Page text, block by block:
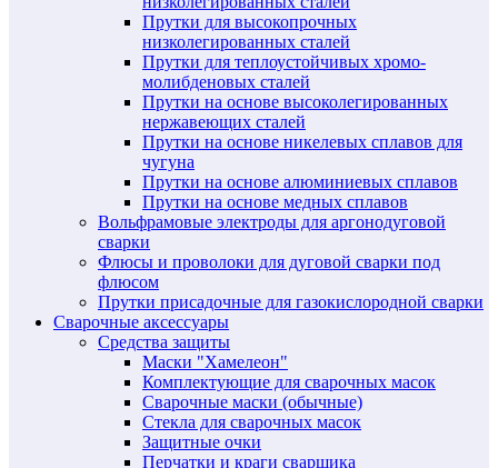
Прутки для высокопрочных
низколегированных сталей
Прутки для теплоустойчивых хромо-
молибденовых сталей
Прутки на основе высоколегированных
нержавеющих сталей
Прутки на основе никелевых сплавов для
чугуна
Прутки на основе алюминиевых сплавов
Прутки на основе медных сплавов
Вольфрамовые электроды для аргонодуговой
сварки
Флюсы и проволоки для дуговой сварки под
флюсом
Прутки присадочные для газокислородной сварки
Сварочные аксессуары
Средства защиты
Маски "Хамелеон"
Комплектующие для сварочных масок
Сварочные маски (обычные)
Стекла для сварочных масок
Защитные очки
Перчатки и краги сварщика